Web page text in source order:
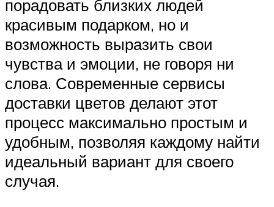
порадовать близких людей
красивым подарком, но и
возможность выразить свои
чувства и эмоции, не говоря ни
слова. Современные сервисы
доставки цветов делают этот
процесс максимально простым и
удобным, позволяя каждому найти
идеальный вариант для своего
случая.